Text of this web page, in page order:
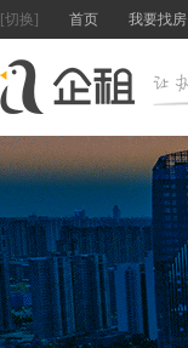
[切换] 首页 我要找房